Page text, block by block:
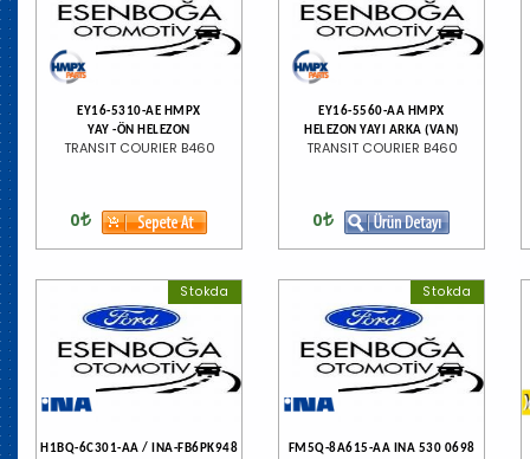
EY16-5310-AE HMPX
YAY -ÖN HELEZON
TRANSIT COURIER B460
0
EY16-5560-AA HMPX
HELEZON YAYI ARKA (VAN)
TRANSIT COURIER B460
0
Stokda
H1BQ-6C301-AA / INA-FB6PK948
Stokda
FM5Q-8A615-AA INA 530 0698